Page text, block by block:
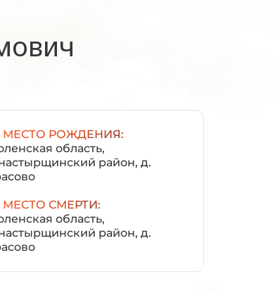
МЕСТО РОЖДЕНИЯ:
область,
район, д.
МЕСТО СМЕРТИ:
область,
район, д.